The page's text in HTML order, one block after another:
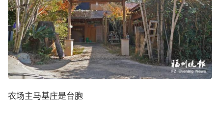
农场主马基庄是台胞